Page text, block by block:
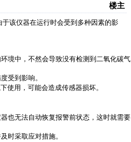
楼主
该仪器在运行时会受到多种因素的影
环境中 ， 不然会导致没有检测到二氧化碳气
受到影响。
使用，可能会造成传感器损坏。
也无法自动恢复报警前状态， 这时就需要
时采取应对措施。